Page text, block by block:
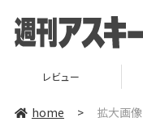
レビュー
home > 拡大画像